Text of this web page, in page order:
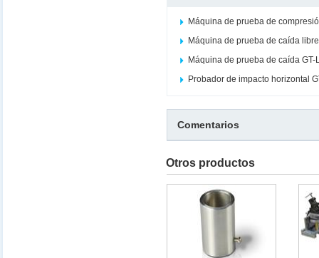
Máquina de prueba de
Máquina de prueba de caída
Máquina de prueba de caída GT-
Probador de impacto horizontal
Comentarios
Otros productos